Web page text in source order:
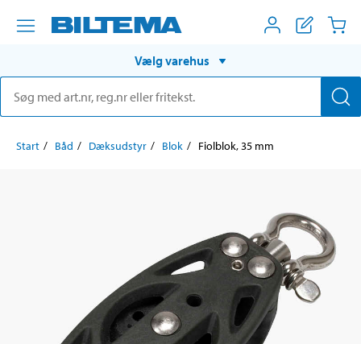
Vælg varehus
Start Båd Dæksudstyr Blok Fiolblok, 35 mm